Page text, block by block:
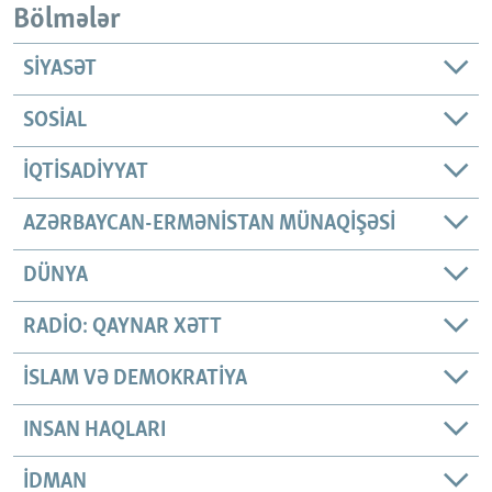
Bölmələr
SIYASƏT
SOSIAL
İQTISADIYYAT
AZƏRBAYCAN-ERMƏNISTAN MÜNAQIŞƏSI
DÜNYA
RADIO: QAYNAR XƏTT
İSLAM VƏ DEMOKRATIYA
INSAN HAQLARI
İDMAN